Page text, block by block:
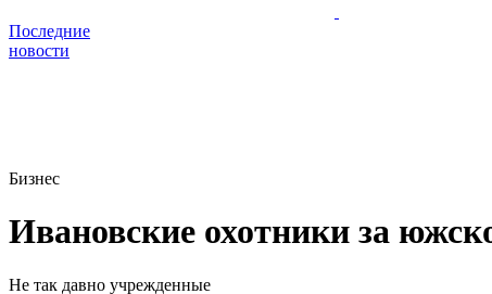
Последние
новости
Бизнес
Ивановские охотники за
Не так давно учрежденные